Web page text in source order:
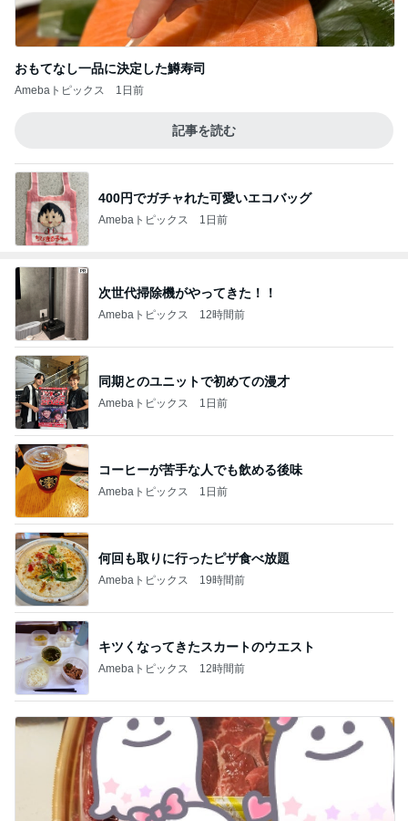
おもてなし一品に決定した鱒寿司
Amebaトピックス 1日前
記事を読む
400円でガチャれた可愛いエコバッグ
Amebaトピックス 1日前
次世代掃除機がやってきた！！
Amebaトピックス 12時間前
同期とのユニットで初めての漫才
Amebaトピックス 1日前
コーヒーが苦手な人でも飲める後味
Amebaトピックス 1日前
何回も取りに行ったピザ食べ放題
Amebaトピックス 19時間前
キツくなってきたスカートのウエスト
Amebaトピックス 12時間前